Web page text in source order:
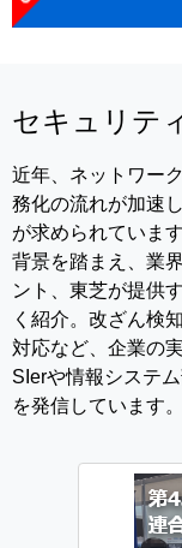
セキュリテ
近年、ネットワー
務化の流れが加速
が求められていま
背景を踏まえ、業
ント、東芝が提供
く紹介。改ざん検
対応など、企業の
SIerや情報システ
を発信しています。